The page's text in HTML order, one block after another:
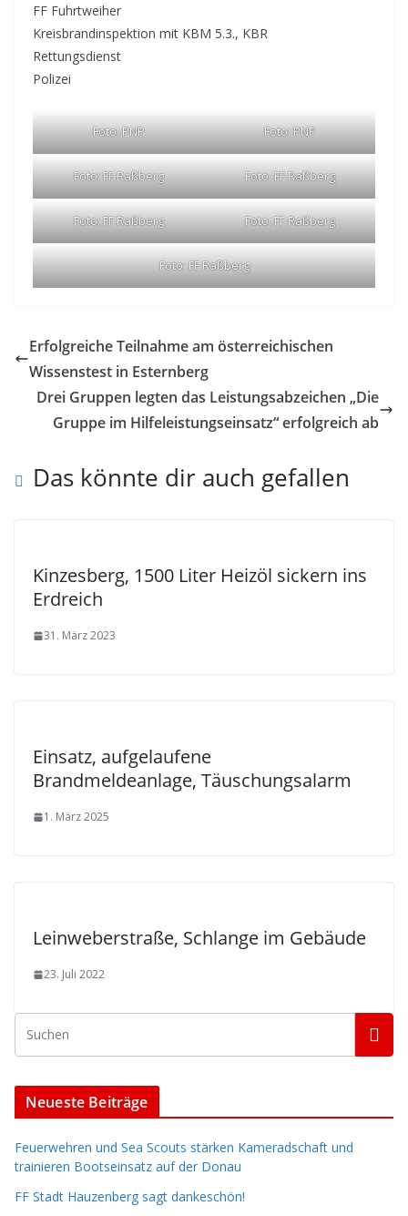
FF Fuhrtweiher
Kreisbrandinspektion mit KBM 5.3., KBR
Rettungsdienst
Polizei
Foto: PNP Foto: PNP
Foto: FF Raßberg Foto: FF Raßberg
Foto: FF Raßberg Foto: FF Raßberg
Foto: FF Raßberg
Erfolgreiche Teilnahme am österreichischen
Wissenstest in Esternberg
Drei Gruppen legten das Leistungsabzeichen „Die
Gruppe im Hilfeleistungseinsatz“ erfolgreich ab
Das könnte dir auch gefallen
Kinzesberg, 1500 Liter Heizöl sickern ins
Erdreich
31. März 2023
Einsatz, aufgelaufene
Brandmeldeanlage, Täuschungsalarm
1. März 2025
Leinweberstraße, Schlange im Gebäude
23. Juli 2022
Neueste Beiträge
Feuerwehren und Sea Scouts stärken Kameradschaft und
trainieren Bootseinsatz auf der Donau
FF Stadt Hauzenberg sagt dankeschön!